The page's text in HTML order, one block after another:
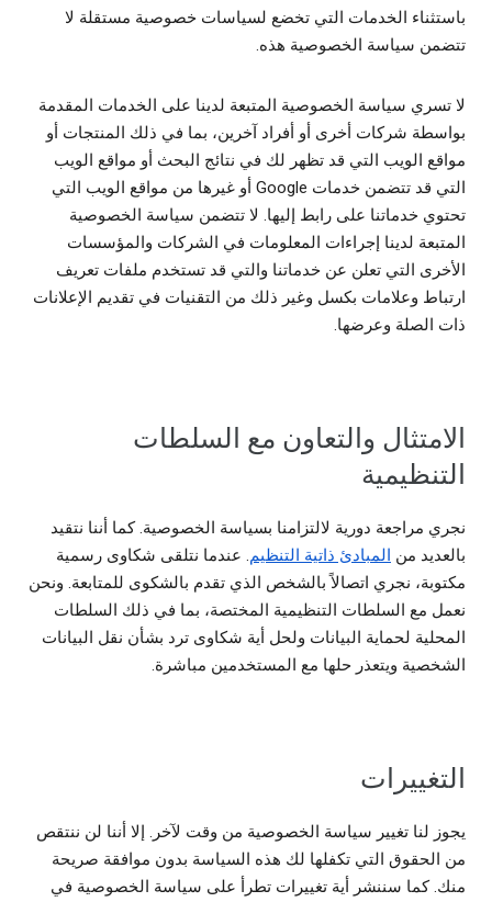
باستثناء الخدمات التي تخضع لسياسات خصوصية مستقلة لا
تتضمن سياسة الخصوصية هذه.
لا تسري سياسة الخصوصية المتبعة لدينا على الخدمات المقدمة
بواسطة شركات أخرى أو أفراد آخرين، بما في ذلك المنتجات أو
مواقع الويب التي قد تظهر لك في نتائج البحث أو مواقع الويب
التي قد تتضمن خدمات Google أو غيرها من مواقع الويب التي
تحتوي خدماتنا على رابط إليها. لا تتضمن سياسة الخصوصية
المتبعة لدينا إجراءات المعلومات في الشركات والمؤسسات
الأخرى التي تعلن عن خدماتنا والتي قد تستخدم ملفات تعريف
ارتباط وعلامات بكسل وغير ذلك من التقنيات في تقديم الإعلانات
ذات الصلة وعرضها.
الامتثال والتعاون مع السلطات
التنظيمية
نجري مراجعة دورية لالتزامنا بسياسة الخصوصية. كما أننا نتقيد
بالعديد من المبادئ ذاتية التنظيم. عندما نتلقى شكاوى رسمية
مكتوبة، نجري اتصالاً بالشخص الذي تقدم بالشكوى للمتابعة. ونحن
نعمل مع السلطات التنظيمية المختصة، بما في ذلك السلطات
المحلية لحماية البيانات ولحل أية شكاوى ترد بشأن نقل البيانات
الشخصية ويتعذر حلها مع المستخدمين مباشرة.
التغييرات
يجوز لنا تغيير سياسة الخصوصية من وقت لآخر. إلا أننا لن ننتقص
من الحقوق التي تكفلها لك هذه السياسة بدون موافقة صريحة
منك. كما سننشر أية تغييرات تطرأ على سياسة الخصوصية في